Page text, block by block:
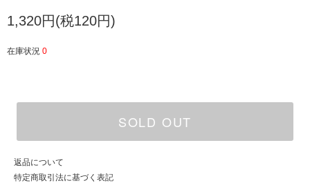
1,320円(税120円)
在庫状況 0
SOLD OUT
返品について
特定商取引法に基づく表記